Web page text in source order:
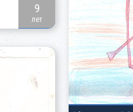
9
лет